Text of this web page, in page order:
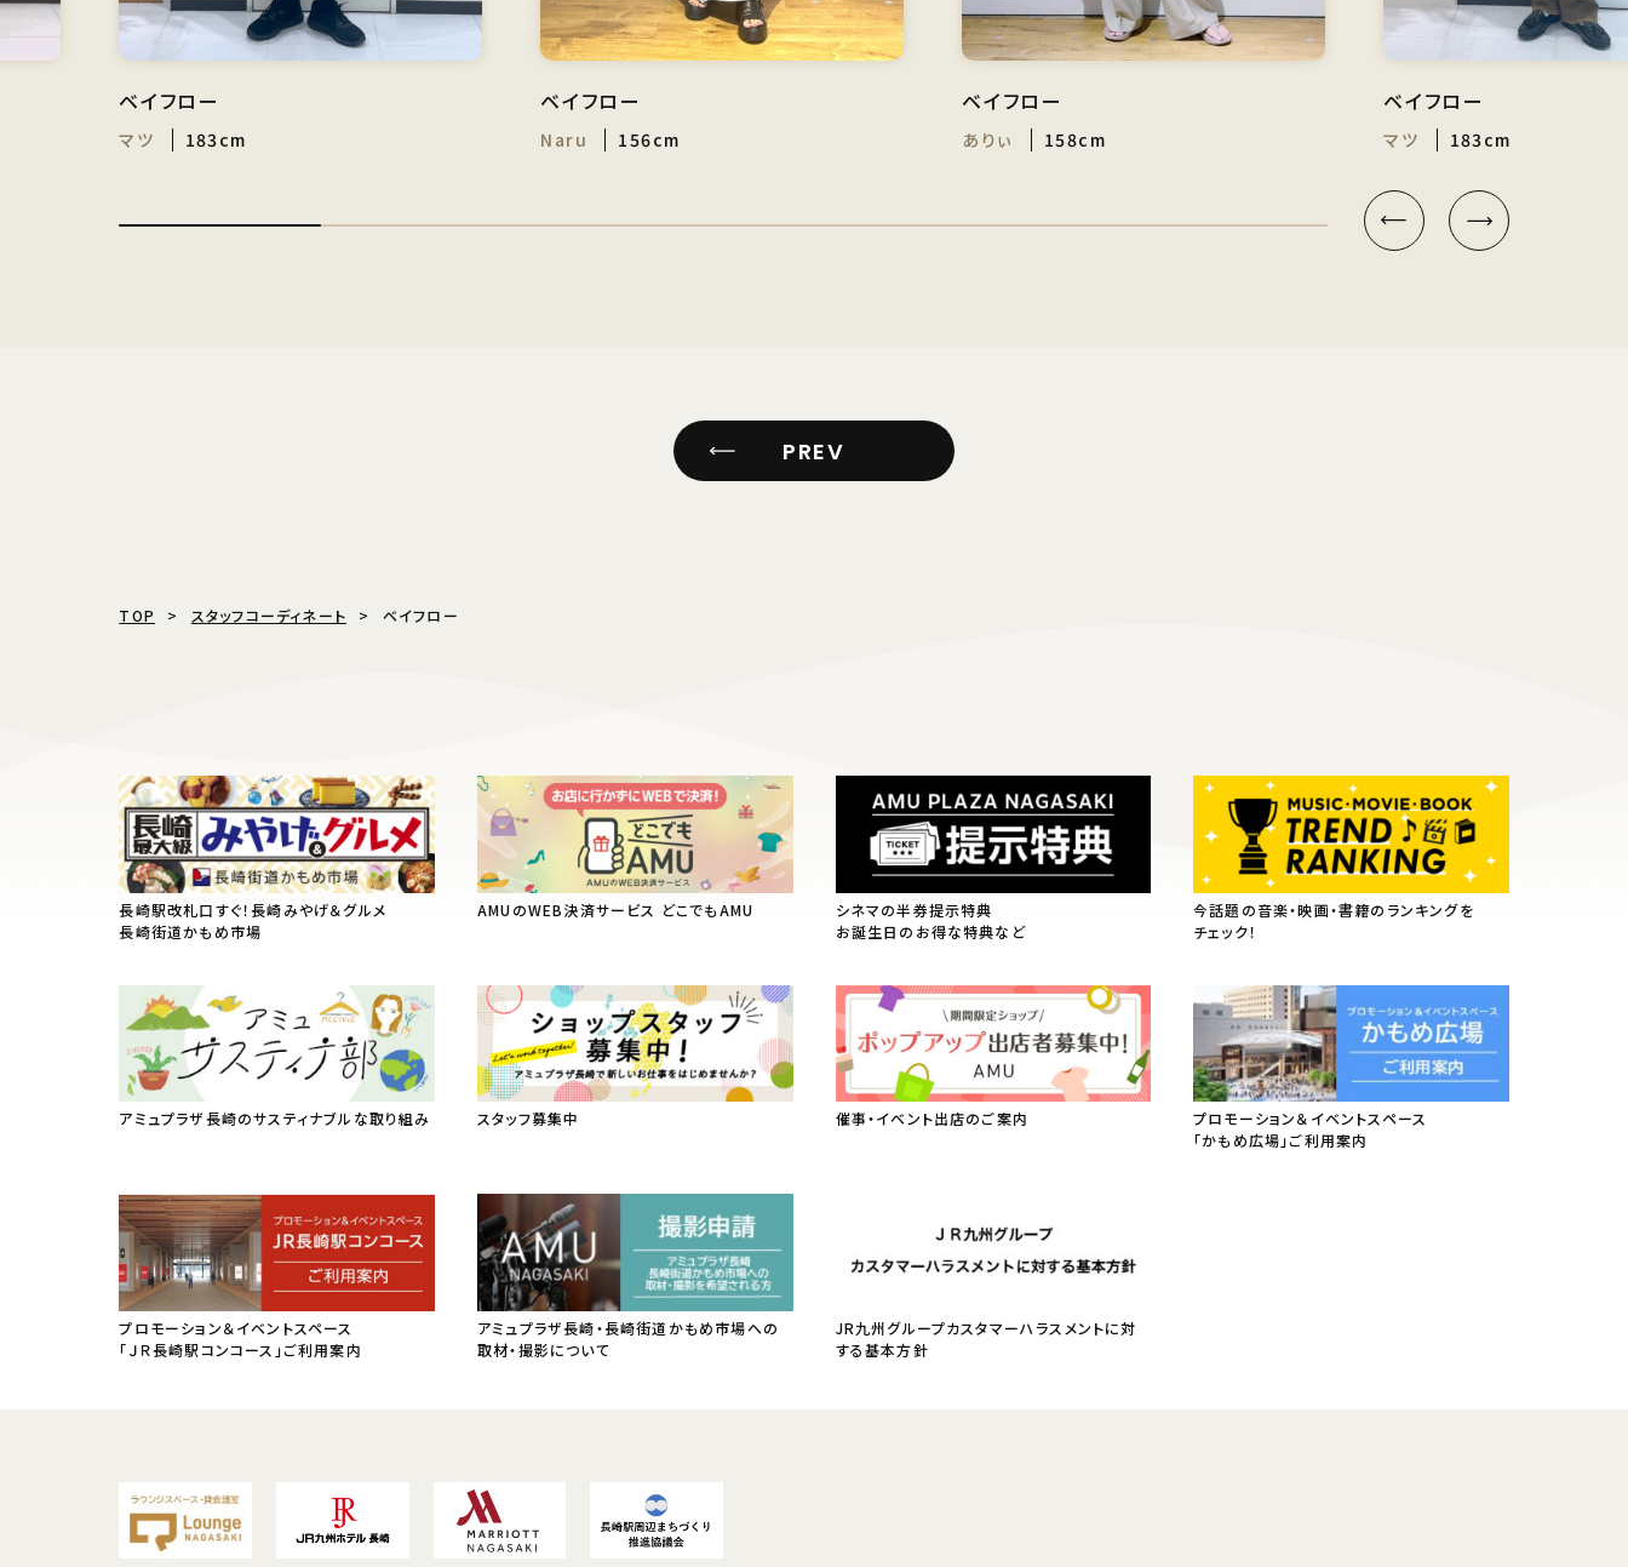
ベイフロー
マツ 183cm
ベイフロー
Naru 156cm
ベイフロー
ありぃ 158cm
ベイフロー
マツ 183cm
PREV
TOP スタッフコーディネート ベイフロー
長崎駅改札口すぐ！長崎みやげ＆グルメ
長崎街道かもめ市場
AMUのWEB決済サービス どこでもAMU
シネマの半券提示特典
お誕生日のお得な特典など
今話題の音楽・映画・書籍のランキングを
チェック！
アミュプラザ長崎のサスティナブルな取り組み スタッフ募集中 催事・イベント出店のご案内
プロモーション＆イベントスペース
「かもめ広場」ご利用案内
プロモーション＆イベントスペース
「ＪＲ長崎駅コンコース」ご利用案内
アミュプラザ長崎・長崎街道かもめ市場への
取材・撮影について
JR九州グループカスタマーハラスメントに対
する基本方針